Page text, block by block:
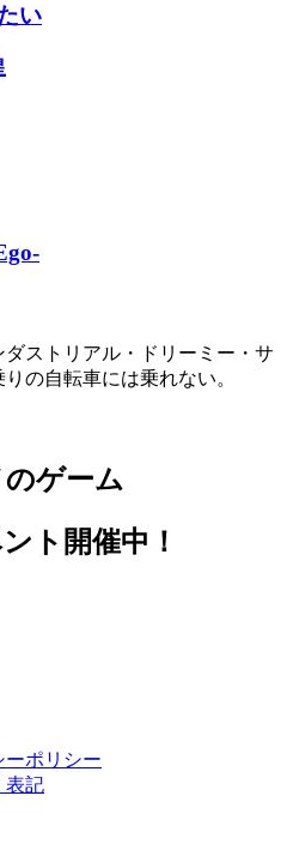
い
ストリアル・ドリーミー・サ
の自転車には乗れない。
ゲーム
ト開催中！
ポリシー
表記